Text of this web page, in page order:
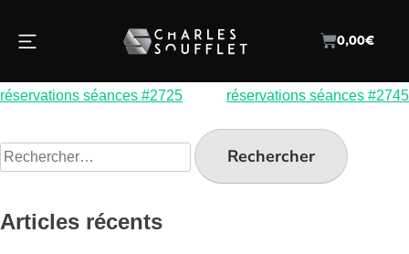
0,00€
réservations séances #2744
réservations séances #2725 réservations séances #2745
Articles récents